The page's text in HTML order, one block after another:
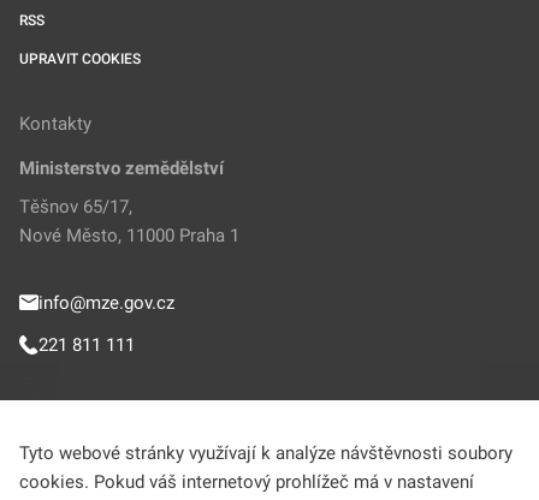
RSS
UPRAVIT COOKIES
Kontakty
Ministerstvo zemědělství
Těšnov 65/17,
Nové Město, 11000 Praha 1
info@mze.gov.cz
221 811 111
Tyto webové stránky využívají k analýze návštěvnosti soubory
cookies. Pokud váš internetový prohlížeč má v nastavení